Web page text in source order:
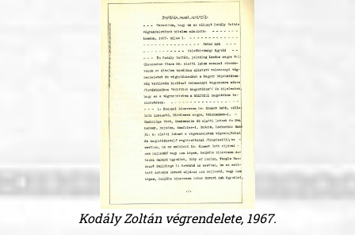
Kodály Zoltán végrendelete, 1967.